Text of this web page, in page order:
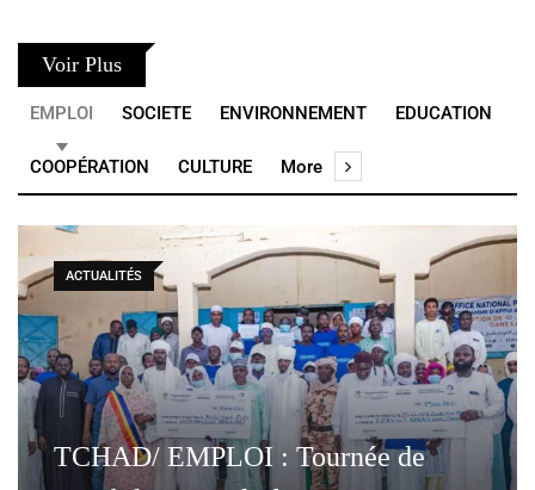
Voir Plus
EMPLOI SOCIETE ENVIRONNEMENT EDUCATION
COOPÉRATION CULTURE More
ACTUALITÉS
TCHAD/ EMPLOI : Tournée de